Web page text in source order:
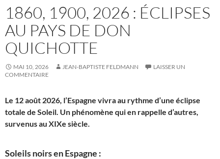
1860, 1900, 2026 : ÉCLIPSES
AU PAYS DE DON
QUICHOTTE
MAI 10, 2026 JEAN-BAPTISTE FELDMANN
LAISSER UN
COMMENTAIRE
Le 12 août 2026, l’Espagne vivra au rythme d’une éclipse
totale de Soleil. Un phénomène qui en rappelle d’autres,
survenus au XIXe siècle.
Soleils noirs en Espagne :